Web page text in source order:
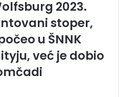
2023.
stoper,
u ŠNNK
već je dobio